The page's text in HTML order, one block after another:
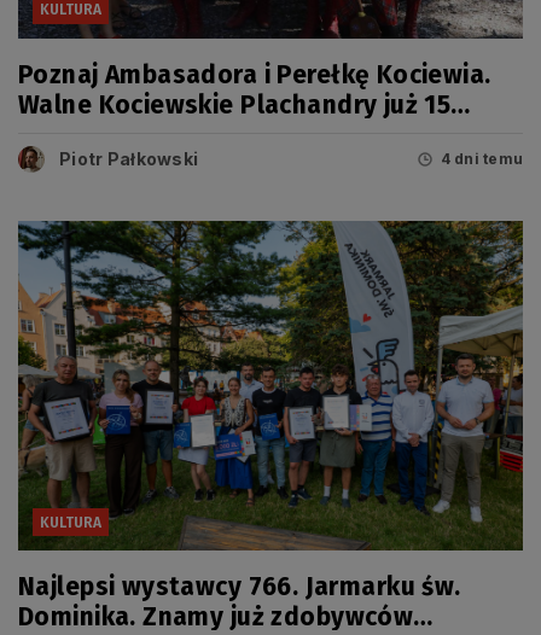
KULTURA
Poznaj Ambasadora i Perełkę Kociewia.
Walne Kociewskie Plachandry już 15
Piotr Pałkowski 4 dni temu
KULTURA
Najlepsi wystawcy 766. Jarmarku św.
Dominika. Znamy już zdobywców